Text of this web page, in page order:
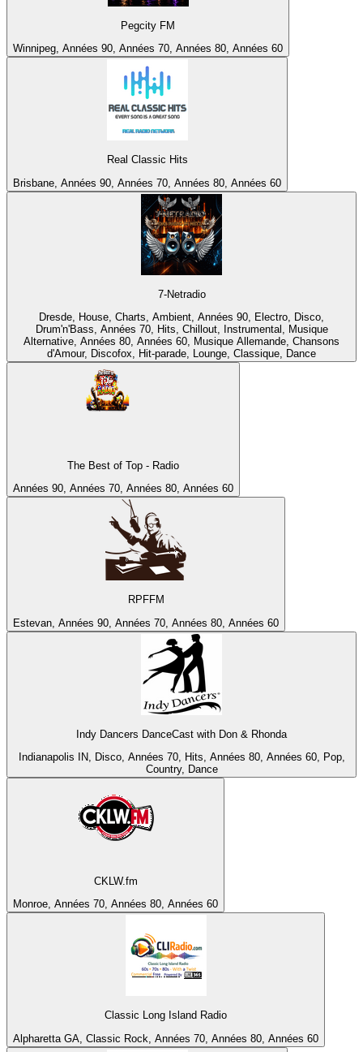
Pegcity FM
Winnipeg, Années 90, Années 70, Années 80, Années 60
Real Classic Hits
Brisbane, Années 90, Années 70, Années 80, Années 60
7-Netradio
Dresde, House, Charts, Ambient, Années 90, Electro, Disco,
Drum'n'Bass, Années 70, Hits, Chillout, Instrumental, Musique
Alternative, Années 80, Années 60, Musique Allemande, Chansons
d'Amour, Discofox, Hit-parade, Lounge, Classique, Dance
The Best of Top - Radio
Années 90, Années 70, Années 80, Années 60
RPFFM
Estevan, Années 90, Années 70, Années 80, Années 60
Indy Dancers DanceCast with Don & Rhonda
Indianapolis IN, Disco, Années 70, Hits, Années 80, Années 60, Pop,
Country, Dance
CKLW.fm
Monroe, Années 70, Années 80, Années 60
Classic Long Island Radio
Alpharetta GA, Classic Rock, Années 70, Années 80, Années 60